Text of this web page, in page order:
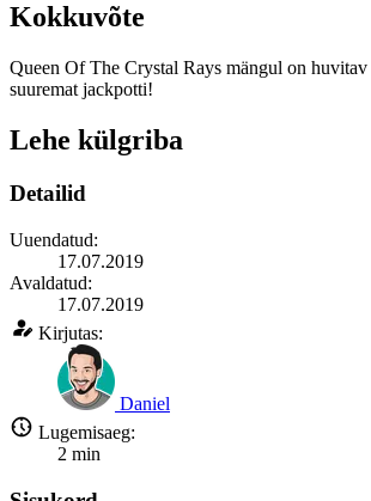
Kokkuvõte
Queen Of The Crystal Rays mängul on huvitav
suuremat jackpotti!
Lehe külgriba
Detailid
Uuendatud:
17.07.2019
Avaldatud:
17.07.2019
Kirjutas:
Daniel
Lugemisaeg:
2 min